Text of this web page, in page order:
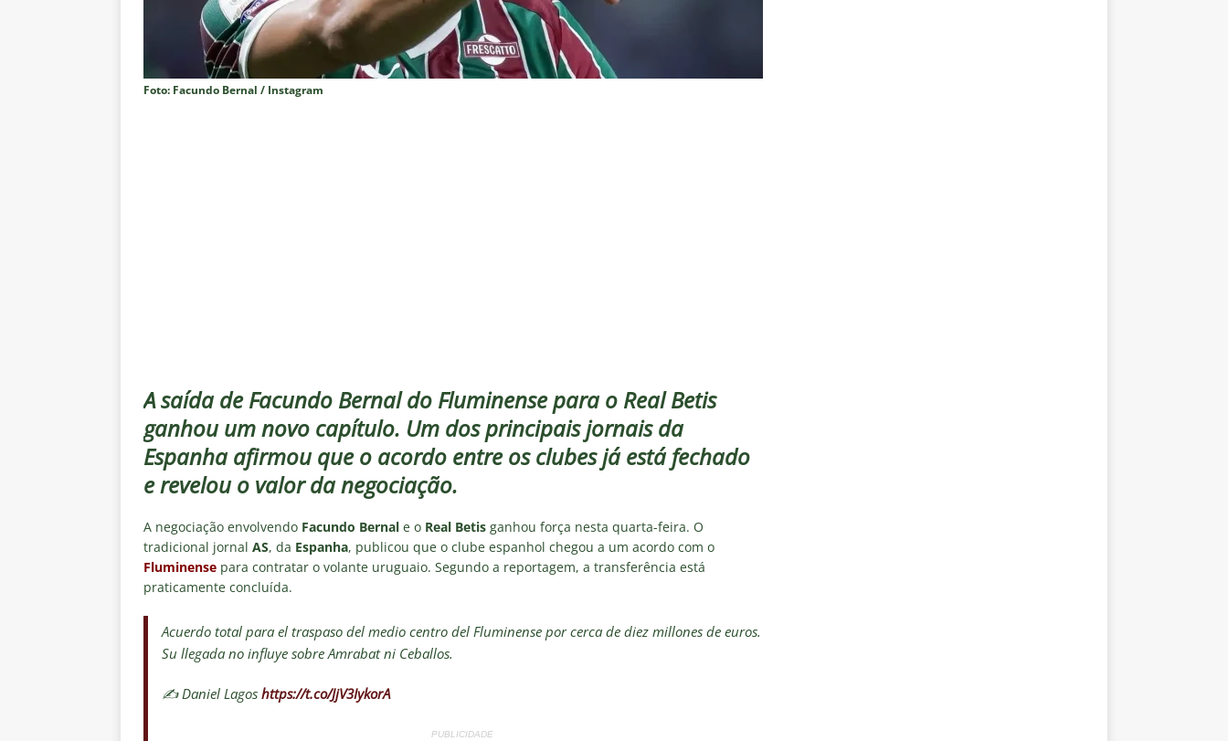
[ 6 de agosto de 2026 ] Jogadores do Fluminense se incomodam com escolhas de Zubeldía
NOTÍCIAS
[ 6 de agosto de 2026 ] Após reunião no CT, diretoria do Fluminense define futuro de Zubeldía
NOTÍCIAS
Fluminense para o Vasco e cobra “olho da rua” para diretoria e Zubeldía
COLUNAS
[ 6 de agosto de 2026 ]
Vitória X Athletico-PR — Oitavas Copa do Brasil 2026: Palpites, Odds e
Estatísticas
DICAS DE APOSTAS
demissão de Zubeldía
NOTÍCIAS
[ 6 de agosto de 2026 ] John Kennedy vira grande preocupação no Fluminense; saiba a situação do
[ 6 de agosto de 2026 ] Zubeldía responde se diretoria do Fluminense garantiu permanência no
clube
NOTÍCIAS
[ 6 de agosto de 2026 ] Fluminense: Zubeldía pede voto de confiança da torcida e promete
Foto: Facundo Bernal / Instagram
A saída de Facundo Bernal do Fluminense para o Real Betis
ganhou um novo capítulo. Um dos principais jornais da
Espanha afirmou que o acordo entre os clubes já está fechado
e revelou o valor da negociação.
A negociação envolvendo Facundo Bernal e o Real Betis ganhou força nesta quarta-feira. O
tradicional jornal AS, da Espanha, publicou que o clube espanhol chegou a um acordo com o
Fluminense para contratar o volante uruguaio. Segundo a reportagem, a transferência está
praticamente concluída.
Acuerdo total para el traspaso del medio centro del Fluminense por cerca de diez millones de euros.
Su llegada no influye sobre Amrabat ni Ceballos.
✍️ Daniel Lagos https://t.co/JjV3IykorA
PUBLICIDADE